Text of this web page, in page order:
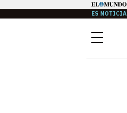
ES NOTICIA
Menú